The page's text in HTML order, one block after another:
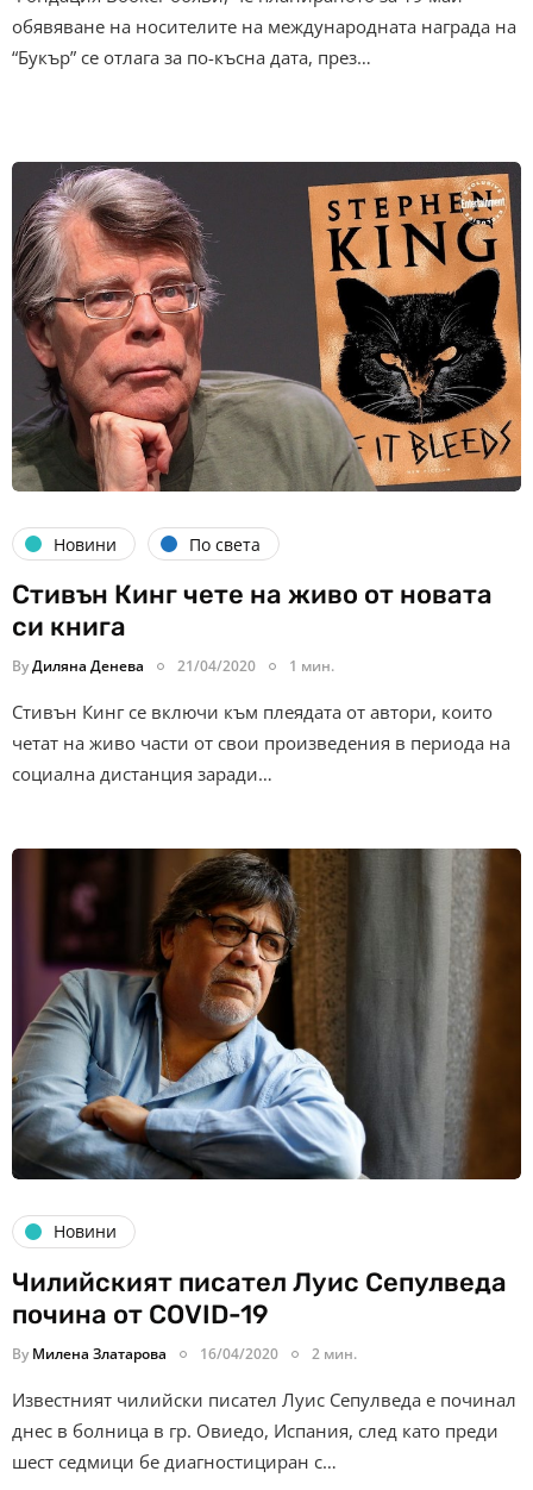
обявяване на носителите на международната награда на
“Букър” се отлага за по-късна дата, през…
Новини По света
Стивън Кинг чете на живо от новата
си книга
ByДиляна Денева 21/04/2020 1 мин.
Стивън Кинг се включи към плеядата от автори, които
четат на живо части от свои произведения в периода на
социална дистанция заради…
Новини
Чилийският писател Луис Сепулведа
почина от COVID-19
By Милена Златарова 16/04/2020 2 мин.
Известният чилийски писател Луис Сепулведа е починал
днес в болница в гр. Овиедо, Испания, след като преди
шест седмици бе диагностициран с…